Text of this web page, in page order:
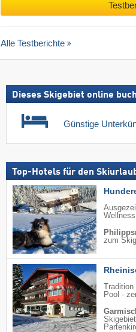
Alle Testberichte
Dieses Skigebiet online
Günstige
Top-Hotels für den
zum
Pool ·